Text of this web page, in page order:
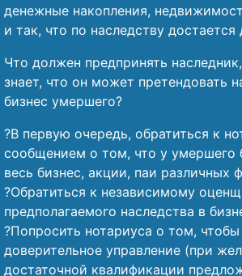
денежные накопления,
и так, что по наследству достается
Что должен предпринять
знает, что он может претендовать
бизнес умершего?
?В первую очередь, обратиться к
сообщением о том, что у умершего
весь бизнес, акции, паи различных
?Обратиться к независимому
предполагаемого наследства в
?Попросить нотариуса о том,
доверительное управление (при
достаточной квалификации